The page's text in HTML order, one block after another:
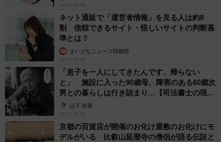
5/5
2026.08.08
ネット通販で「運営者情報」を見る人は約8
割 信頼できるサイト・怪しいサイトの判断基
準とは？
まいどなニュース情報部
2026.08.08
「息子を一人にしてきたんです、帰らない
と」 施設に入った90歳母、障害のある60歳次
男との暮らしは行き詰まり…【司法書士の現場
から】山下 静香
2026.08.08
京都の百貨店が開催のお化け屋敷のお化けにモ
デルがいる 比叡山延暦寺の僧侶が語る伝説と